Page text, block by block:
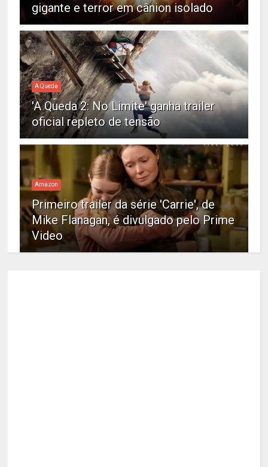
gigante e terror em cânion isolado
A Queda
'A Queda 2: No Limite' ganha trailer
oficial repleto de tensão
Amazon
Primeiro trailer da série 'Carrie', de
Mike Flanagan, é divulgado pelo Prime
Video